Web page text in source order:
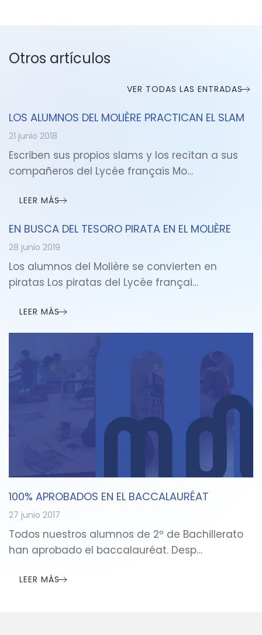
Otros artículos
VER TODAS LAS ENTRADAS
LOS ALUMNOS DEL MOLIÈRE PRACTICAN EL SLAM
21 junio 2018
Escriben sus propios slams y los recitan a sus
compañeros del Lycée français Mo…
LEER MÁS
EN BUSCA DEL TESORO PIRATA EN EL MOLIÈRE
28 junio 2019
Los alumnos del Molière se convierten en
piratas Los piratas del Lycée françai…
LEER MÁS
100% APROBADOS EN EL BACCALAURÉAT
27 junio 2017
Todos nuestros alumnos de 2º de Bachillerato
han aprobado el baccalauréat. Desp…
LEER MÁS